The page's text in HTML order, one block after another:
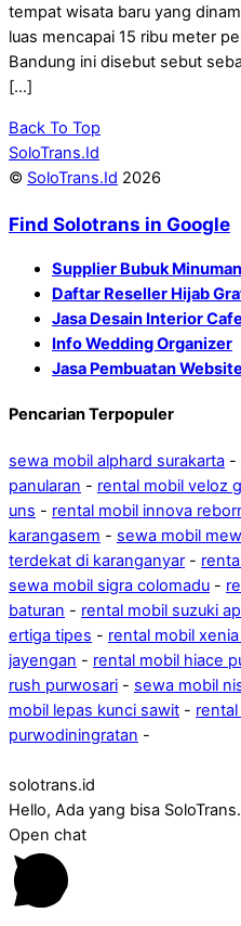
tempat wisata baru yang
luas mencapai 15 ribu meter
Bandung ini disebut sebut
[…]
Back To Top
SoloTrans.Id
© SoloTrans.Id 2026
Find Solotrans in Google
Supplier Bubuk
Daftar Reseller Hijab
Jasa Desain Interior Cafe
Info Wedding Organizer
Jasa Pembuatan
Pencarian Terpopuler
sewa mobil alphard surakarta -
panularan - rental mobil veloz
uns - rental mobil innova
karangasem - sewa mobil
terdekat di karanganyar -
sewa mobil sigra colomadu -
baturan - rental mobil suzuki
ertiga tipes - rental mobil
jayengan - rental mobil hiace
rush purwosari - sewa mobil
mobil lepas kunci sawit -
purwodiningratan -
solotrans.id
Hello, Ada yang bisa
Open chat